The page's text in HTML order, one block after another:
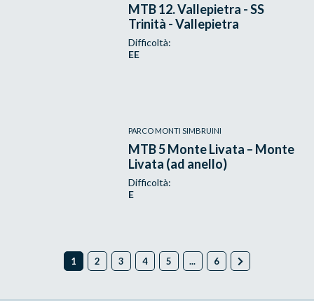
MTB 12. Vallepietra - SS
Trinità - Vallepietra
Difficoltà:
EE
PARCO MONTI SIMBRUINI
MTB 5 Monte Livata – Monte
Livata (ad anello)
Difficoltà:
E
1 2 3 4 5 ... 6